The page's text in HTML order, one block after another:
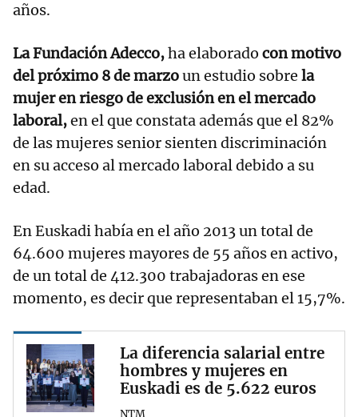
años.
La Fundación Adecco,ha elaborado con motivo
del próximo 8 de marzoun estudio sobre la
mujer en riesgo de exclusión en el mercado
laboral,en el que constata además que el 82%
de las mujeres senior sienten discriminación
en su acceso al mercado laboral debido a su
edad.
En Euskadi había en el año 2013 un total de
64.600 mujeres mayores de 55 años en activo,
de un total de 412.300 trabajadoras en ese
momento, es decir que representaban el 15,7%.
La diferencia salarial entre
hombres y mujeres en
Euskadi es de 5.622 euros